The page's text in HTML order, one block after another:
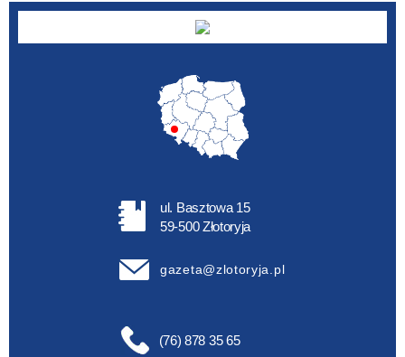
ul. Basztowa 15
59-500 Złotoryja
gazeta@zlotoryja.pl
(76) 878 35 65